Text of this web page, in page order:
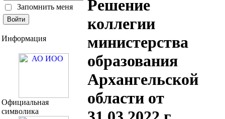
Запомнить меня
Информация
Официальная
символика
Решение
коллегии
министерства
образования
Архангельской
области от